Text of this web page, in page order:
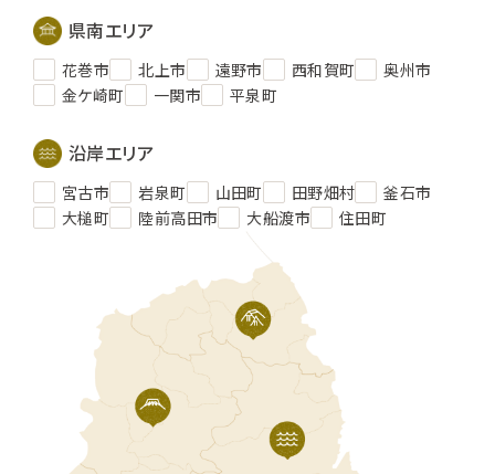
県南エリア
花巻市 北上市 遠野市 西和賀町
奥州市
金ケ崎町
一関市 平泉町
沿岸エリア
宮古市 岩泉町 山田町 田野畑村
釜石市
大槌町
陸前高田市 大船渡市 住田町